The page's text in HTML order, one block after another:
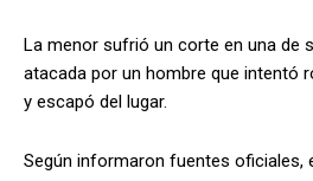
La menor sufrió un corte en una de
atacada por un hombre que intentó
y escapó del lugar.
Según informaron fuentes oficiales,